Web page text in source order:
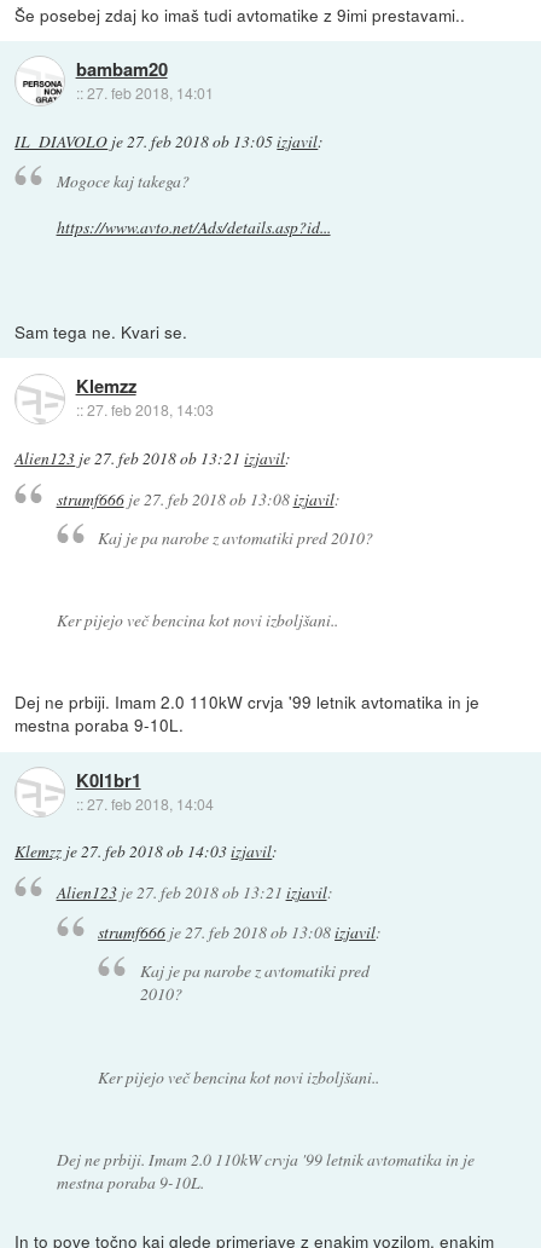
Še posebej zdaj ko imaš tudi avtomatike z 9imi prestavami..
bambam20
::27. feb 2018, 14:01
IL_DIAVOLO je 27. feb 2018 ob 13:05izjavil:
Mogoce kaj takega?
https://www.avto.net/Ads/details.asp?id...
Sam tega ne. Kvari se.
Klemzz
::27. feb 2018, 14:03
Alien123 je27. feb 2018 ob 13:21 izjavil:
strumf666je 27. feb 2018 ob 13:08izjavil:
Kaj je pa narobe z avtomatiki pred 2010?
Ker pijejo več bencina kot novi izboljšani..
Dej ne prbiji. Imam 2.0 110kW crvja '99 letnik avtomatika in je
mestna poraba 9-10L.
K0l1br1
::27. feb 2018, 14:04
Klemzz je27. feb 2018 ob 14:03izjavil:
Alien123je27. feb 2018 ob 13:21 izjavil:
strumf666 je 27. feb 2018 ob 13:08izjavil:
Kaj je pa narobe z avtomatiki pred
2010?
Ker pijejo več bencina kot novi izboljšani..
Dej ne prbiji. Imam 2.0 110kW crvja '99 letnik avtomatika in je
mestna poraba 9-10L.
In to pove točno kaj glede primerjave z enakim vozilom, enakim